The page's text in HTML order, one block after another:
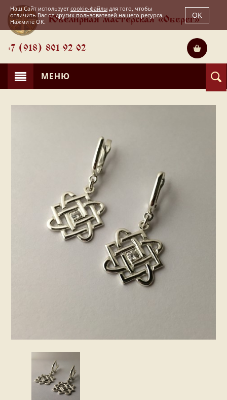
Ювелирная мастерская «Оберег»
+7 (918) 801-92-02
МЕНЮ
Наш Сайт использует cookie-файлы для того, чтобы
отличить Вас от других пользователей нашего ресурса.
Нажмите OK.
OK